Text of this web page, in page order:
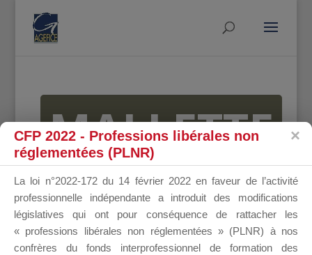
MALLETTE
DU
CFP 2022 - Professions libérales non
réglementées (PLNR)
La loi n°2022-172 du 14 février 2022 en faveur de l’activité
professionnelle indépendante a introduit des modifications
législatives qui ont pour conséquence de rattacher les
« professions libérales non réglementées » (PLNR) à nos
confrères du fonds interprofessionnel de formation des